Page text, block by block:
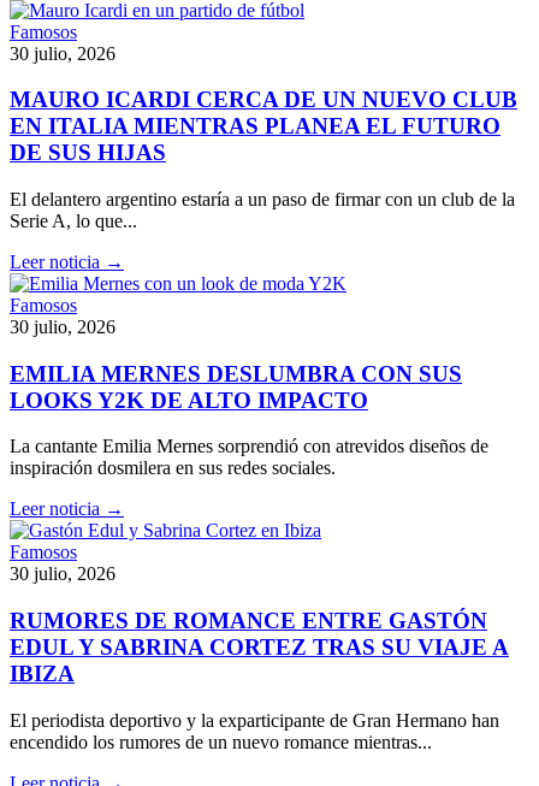
Famosos
30 julio, 2026
MAURO ICARDI CERCA DE UN NUEVO CLUB
EN ITALIA MIENTRAS PLANEA EL FUTURO
DE SUS HIJAS
El delantero argentino estaría a un paso de firmar con un club de la
Serie A, lo que...
Leer noticia →
Famosos
30 julio, 2026
EMILIA MERNES DESLUMBRA CON SUS
LOOKS Y2K DE ALTO IMPACTO
La cantante Emilia Mernes sorprendió con atrevidos diseños de
inspiración dosmilera en sus redes sociales.
Leer noticia →
Famosos
30 julio, 2026
RUMORES DE ROMANCE ENTRE GASTÓN
EDUL Y SABRINA CORTEZ TRAS SU VIAJE A
IBIZA
El periodista deportivo y la exparticipante de Gran Hermano han
encendido los rumores de un nuevo romance mientras...